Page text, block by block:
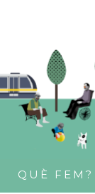
QUÈ FEM?